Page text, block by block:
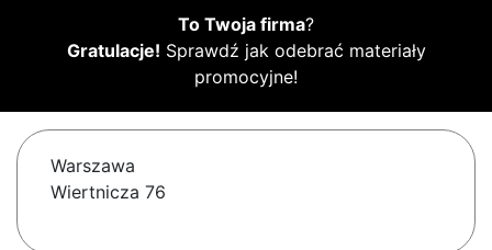
To Twoja firma?
Gratulacje! Sprawdź jak odebrać materiały
promocyjne!
Warszawa
Wiertnicza 76